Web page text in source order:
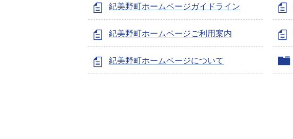
紀美野町ホームページガイドライン
紀美野町ホームページご利用案内
紀美野町ホームページについて